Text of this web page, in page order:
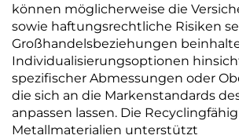
können möglicherweise die
sowie haftungsrechtliche Risiken
Großhandelsbeziehungen
Individualisierungsoptionen
spezifischer Abmessungen oder
die sich an die Markenstandards
anpassen lassen. Die
Metallmaterialien unterstützt